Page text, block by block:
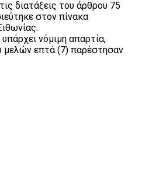
διατάξεις του άρθρου 75
στον πίνακα
νόμιμη απαρτία,
μελών επτά (7) παρέστησαν
:
Ιωάννης